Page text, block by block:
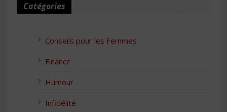
Catégories
Conseils pour les Femmes
Finance
Humour
Infidélité